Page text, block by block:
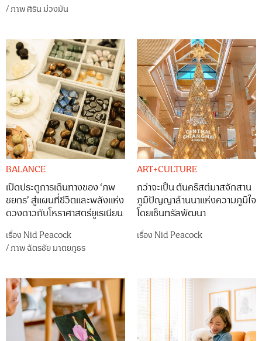
/ภาพศิริน ม่วงมัน
BALANCE
เปิดประตูการเดินทางของ ‘ภพ
ชยกร’ สู่แผนที่ชีวิตและพลังแห่ง
ดวงดาวกับโหราศาสตร์ยูเรเนียน
เรื่อง Nid Peacock
/ภาพฉัตรชัย มาตยภูธร
ART+CULTURE
กว่าจะเป็น ต้นคริสต์มาสจักสาน
ภูมิปัญญาล้านนาแห่งความภูมิใจ
โดยเซ็นทรัลพัฒนา
เรื่อง Nid Peacock